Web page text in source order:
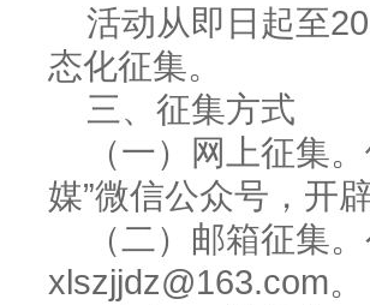
活动从即日起至
态化征集。
三、征集方式
（一）网上征集
媒”微信公众号，开
（二）邮箱征集
xlszjjdz@163.com。